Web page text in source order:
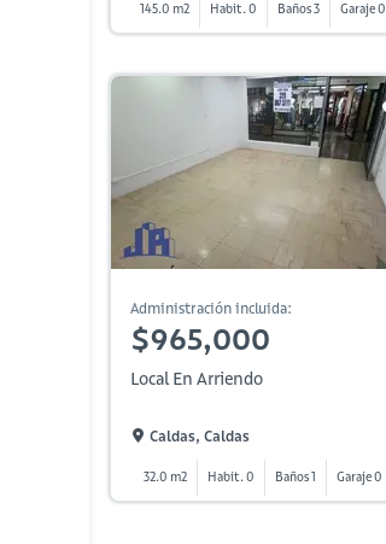
145.0 m2 Habit. 0 Baños 3 Garaje 0
Administración incluida:
$965,000
Local En Arriendo
Caldas, Caldas
32.0 m2 Habit. 0 Baños 1 Garaje 0